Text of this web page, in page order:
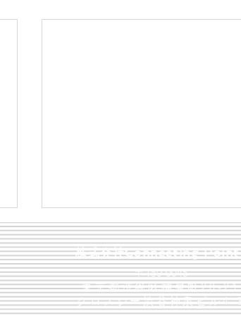
​株式会社Connecting Point
〒150-0045
東京都渋谷区神泉町20-21
クロスシー渋谷神泉ビル4-